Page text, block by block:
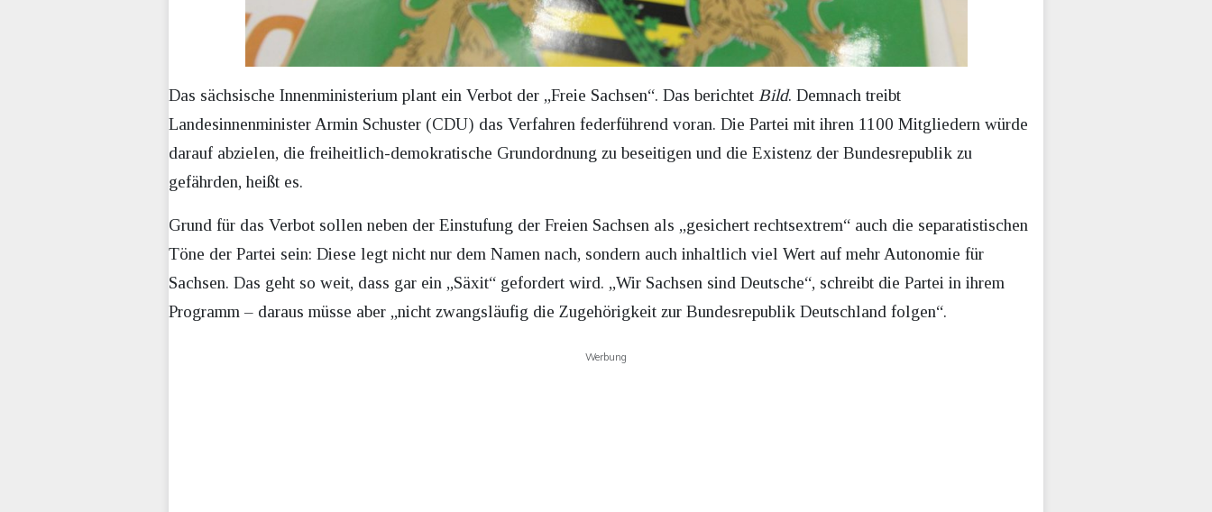
Das sächsische Innenministerium plant ein Verbot der „Freie Sachsen“. Das berichtet Bild. Demnach treibt
Landesinnenminister Armin Schuster (CDU) das Verfahren federführend voran. Die Partei mit ihren 1100 Mitgliedern würde
darauf abzielen, die freiheitlich-demokratische Grundordnung zu beseitigen und die Existenz der Bundesrepublik zu
gefährden, heißt es.
Grund für das Verbot sollen neben der Einstufung der Freien Sachsen als „gesichert rechtsextrem“ auch die separatistischen
Töne der Partei sein: Diese legt nicht nur dem Namen nach, sondern auch inhaltlich viel Wert auf mehr Autonomie für
Sachsen. Das geht so weit, dass gar ein „Säxit“ gefordert wird. „Wir Sachsen sind Deutsche“, schreibt die Partei in ihrem
Programm – daraus müsse aber „nicht zwangsläufig die Zugehörigkeit zur Bundesrepublik Deutschland folgen“.
Werbung